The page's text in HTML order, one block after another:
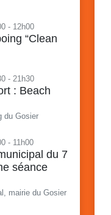
- 12h00
“Clean
- 21h30
: Beach
du Gosier
- 11h00
du 7
séance
mairie du Gosier
Retour
Vakans O
du samedi
en livre, fête
quartier
23
PDF